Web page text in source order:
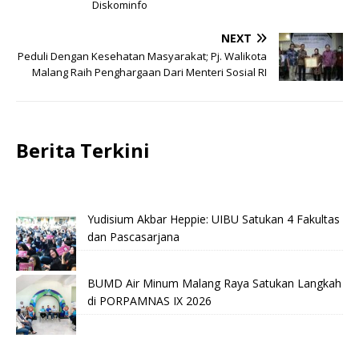
Diskominfo
NEXT
Peduli Dengan Kesehatan Masyarakat; Pj. Walikota
Malang Raih Penghargaan Dari Menteri Sosial RI
Berita Terkini
Yudisium Akbar Heppie: UIBU Satukan 4 Fakultas
dan Pascasarjana
BUMD Air Minum Malang Raya Satukan Langkah
di PORPAMNAS IX 2026